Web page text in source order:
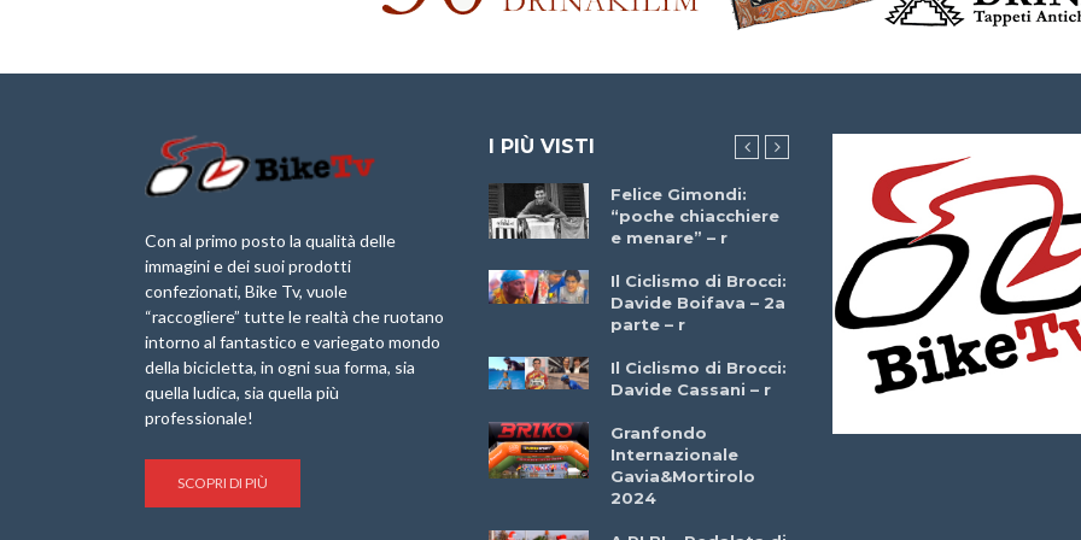
Con al primo posto la qualità delle
immagini e dei suoi prodotti
confezionati, Bike Tv, vuole
“raccogliere” tutte le realtà che ruotano
intorno al fantastico e variegato mondo
della bicicletta, in ogni sua forma, sia
quella ludica, sia quella più
professionale!
SCOPRI DI PIÙ
I PIÙ VISTI
Briko Torino – 11
Maggio 2025 – r
Minerva Edizioni e
Giancarlo Brocci
per “Bartali l’Ultimo
Marathon 2025”
IX Ed. “Tra
Borghi&Castelli” –
Anteprima
1a Edizione
Granfondo
Felice Gimondi:
“poche chiacchiere
e menare” – r
Il Ciclismo di Brocci:
Davide Boifava – 2a
parte – r
Il Ciclismo di Brocci:
Davide Cassani – r
Granfondo
Internazionale
Gavia&Mortirolo
2024
Brocci Incontra
Giuseppe Martinelli
– r
Che cos’è il
triathlon? Con
Simone Diamantini
– r
Marzo 2025 –